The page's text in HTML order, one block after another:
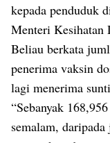
kepada penduduk
Menteri Kesihatan
Beliau berkata
penerima vaksin
lagi menerima
“Sebanyak
semalam,